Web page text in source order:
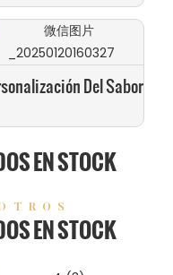
Del Sabor
EN STOCK
EN STOCK